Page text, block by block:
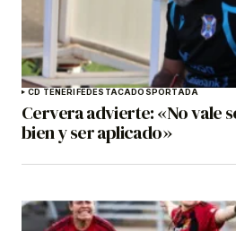
CD TENERIFEDESTACADOSPORTADA
Cervera advierte: «No vale
bien y ser aplicado»